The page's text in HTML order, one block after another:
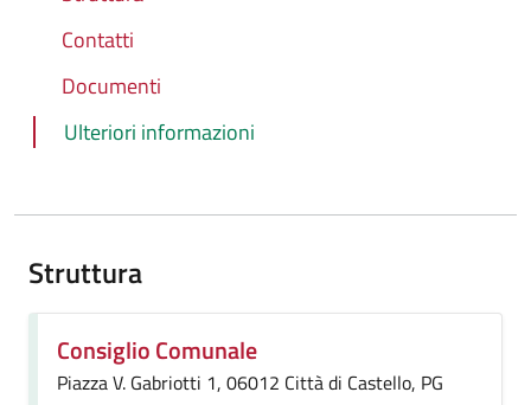
Contatti
Documenti
Ulteriori informazioni
Struttura
Consiglio Comunale
Piazza V. Gabriotti 1, 06012 Città di Castello, PG